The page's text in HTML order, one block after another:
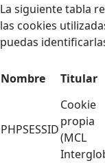
La siguiente tabla
las cookies
puedas
Nombre Titular
PHPSESSID
Cookie
propia
(MCL